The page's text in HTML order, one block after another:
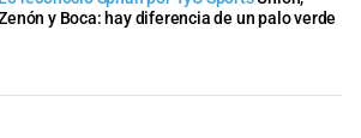
y Boca: hay diferencia de un palo verde